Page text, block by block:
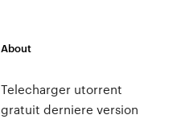
About
Telecharger utorrent
gratuit derniere version